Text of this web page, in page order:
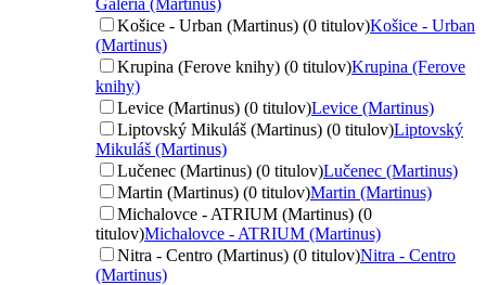
Galéria (Martinus)
Košice - Urban (Martinus) (0 titulov)Košice - Urban
(Martinus)
Krupina (Ferove knihy) (0 titulov)Krupina (Ferove
knihy)
Levice (Martinus) (0 titulov)Levice (Martinus)
Liptovský Mikuláš (Martinus) (0 titulov)Liptovský
Mikuláš (Martinus)
Lučenec (Martinus) (0 titulov)Lučenec (Martinus)
Martin (Martinus) (0 titulov)Martin (Martinus)
Michalovce - ATRIUM (Martinus) (0
titulov)Michalovce - ATRIUM (Martinus)
Nitra - Centro (Martinus) (0 titulov)Nitra - Centro
(Martinus)